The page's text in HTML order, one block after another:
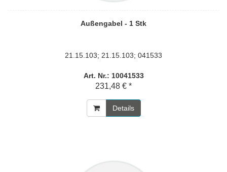
Außengabel - 1 Stk
21.15.103; 21.15.103; 041533
Art. Nr.: 10041533
231,48 € *
Details